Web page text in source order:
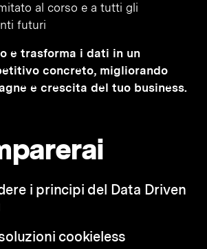
al corso e a tutti gli
futuri
e trasforma i dati in un
concreto, migliorando
e crescita del tuo business.
i principi del Data Driven
cookieless